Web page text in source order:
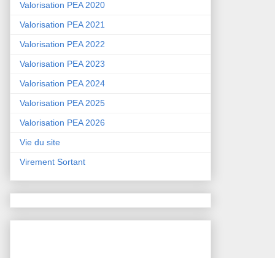
Valorisation PEA 2020
Valorisation PEA 2021
Valorisation PEA 2022
Valorisation PEA 2023
Valorisation PEA 2024
Valorisation PEA 2025
Valorisation PEA 2026
Vie du site
Virement Sortant